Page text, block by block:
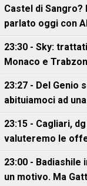
Castel di Sangro?
parlato oggi con
23:30 - Sky:
Monaco e
23:27 - Del Genio
abituiamoci ad
23:15 - Cagliari,
valuteremo le
23:00 - Badiashile
un motivo. Ma